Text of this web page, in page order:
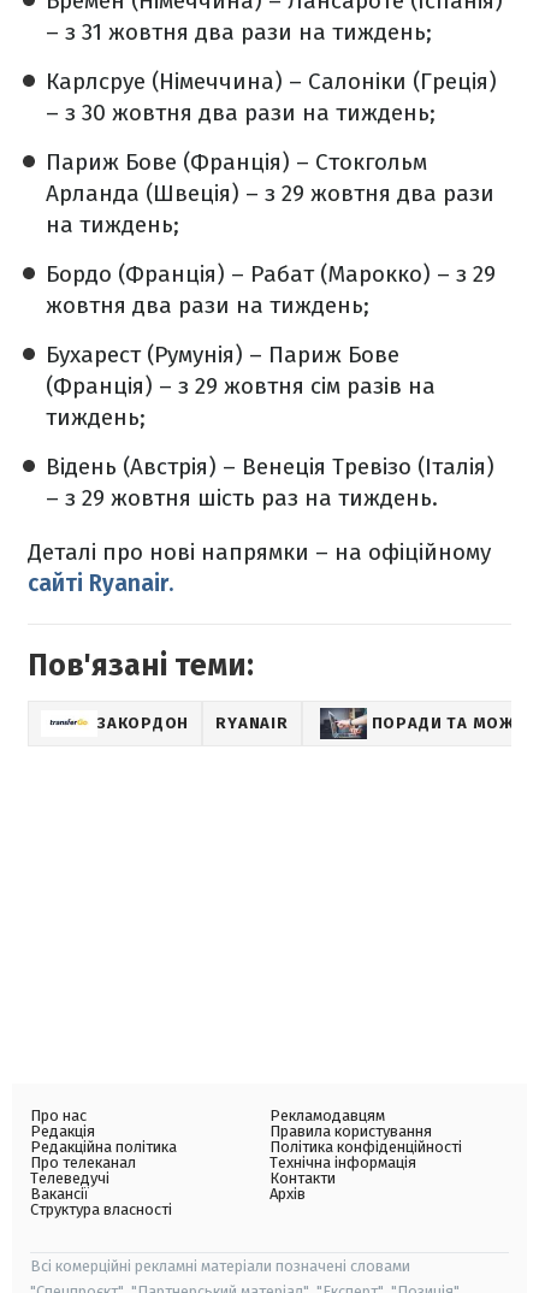
– з 31 жовтня два рази на тиждень;
Карлсруе (Німеччина) – Салоніки (Греція)
– з 30 жовтня два рази на тиждень;
Париж Бове (Франція) – Стокгольм
Арланда (Швеція) – з 29 жовтня два рази
на тиждень;
Бордо (Франція) – Рабат (Марокко) – з 29
жовтня два рази на тиждень;
Бухарест (Румунія) – Париж Бове
(Франція) – з 29 жовтня сім разів на
тиждень;
Відень (Австрія) – Венеція Тревізо (Італія)
– з 29 жовтня шість раз на тиждень.
Деталі про нові напрямки – на офіційному
сайті Ryanair.
Пов'язані теми:
ЗАКОРДОН RYANAIR ПОРАДИ ТА
Про нас
Редакція
Редакційна політика
Про телеканал
Телеведучі
Вакансії
Структура власності
Рекламодавцям
Правила користування
Політика конфіденційності
Технічна інформація
Контакти
Архів
Всі комерційні рекламні матеріали позначені словами